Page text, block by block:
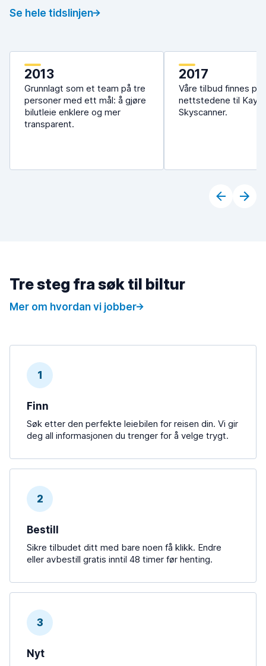
Se hele tidslinjen
2013
Grunnlagt som et team på tre
personer med ett mål: å gjøre
bilutleie enklere og mer
transparent.
2017
Våre tilbud finnes på
nettstedene til
Skyscanner.
Tre steg fra søk til biltur
Mer om hvordan vi jobber
1
Finn
Søk etter den perfekte leiebilen for reisen din. Vi gir
deg all informasjonen du trenger for å velge trygt.
2
Bestill
Sikre tilbudet ditt med bare noen få klikk. Endre
eller avbestill gratis inntil 48 timer før henting.
3
Nyt